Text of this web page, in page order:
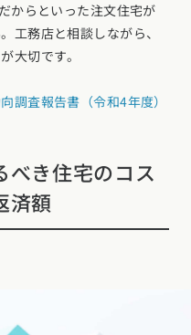
からといった注文住宅が
工務店と相談しながら、
大切です。
調査報告書（令和4年度）
べき住宅のコス
済額